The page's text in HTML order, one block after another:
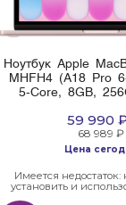
Ноутбук Apple
MHFH4 (A18 Pro
5-Core, 8GB,
59 990
68 989 ₽
Цена
Имеется
установить и